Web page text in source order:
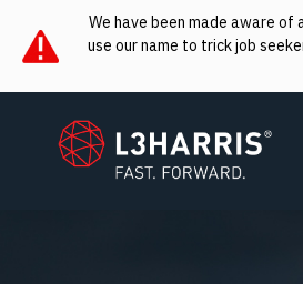
We have been made aware
use our name to trick job
L3Harris